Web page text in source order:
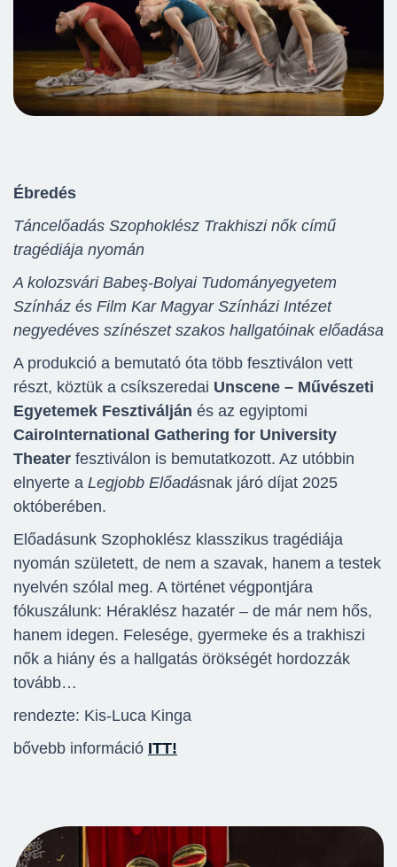
Ébredés
Táncelőadás Szophoklész Trakhiszi nők című
tragédiája nyomán
A kolozsvári Babeş-Bolyai Tudományegyetem
Színház és Film Kar Magyar Színházi Intézet
negyedéves színészet szakos hallgatóinak előadása
A produkció a bemutató óta több fesztiválon vett
részt, köztük a csíkszeredai Unscene – Művészeti
Egyetemek Fesztiválján és az egyiptomi
CairoInternational Gathering for University
Theater fesztiválon is bemutatkozott. Az utóbbin
elnyerte a Legjobb Előadásnak járó díjat 2025
októberében.
Előadásunk Szophoklész klasszikus tragédiája
nyomán született, de nem a szavak, hanem a testek
nyelvén szólal meg. A történet végpontjára
fókuszálunk: Héraklész hazatér – de már nem hős,
hanem idegen. Felesége, gyermeke és a trakhiszi
nők a hiány és a hallgatás örökségét hordozzák
tovább…
rendezte: Kis-Luca Kinga
bővebb információ ITT!